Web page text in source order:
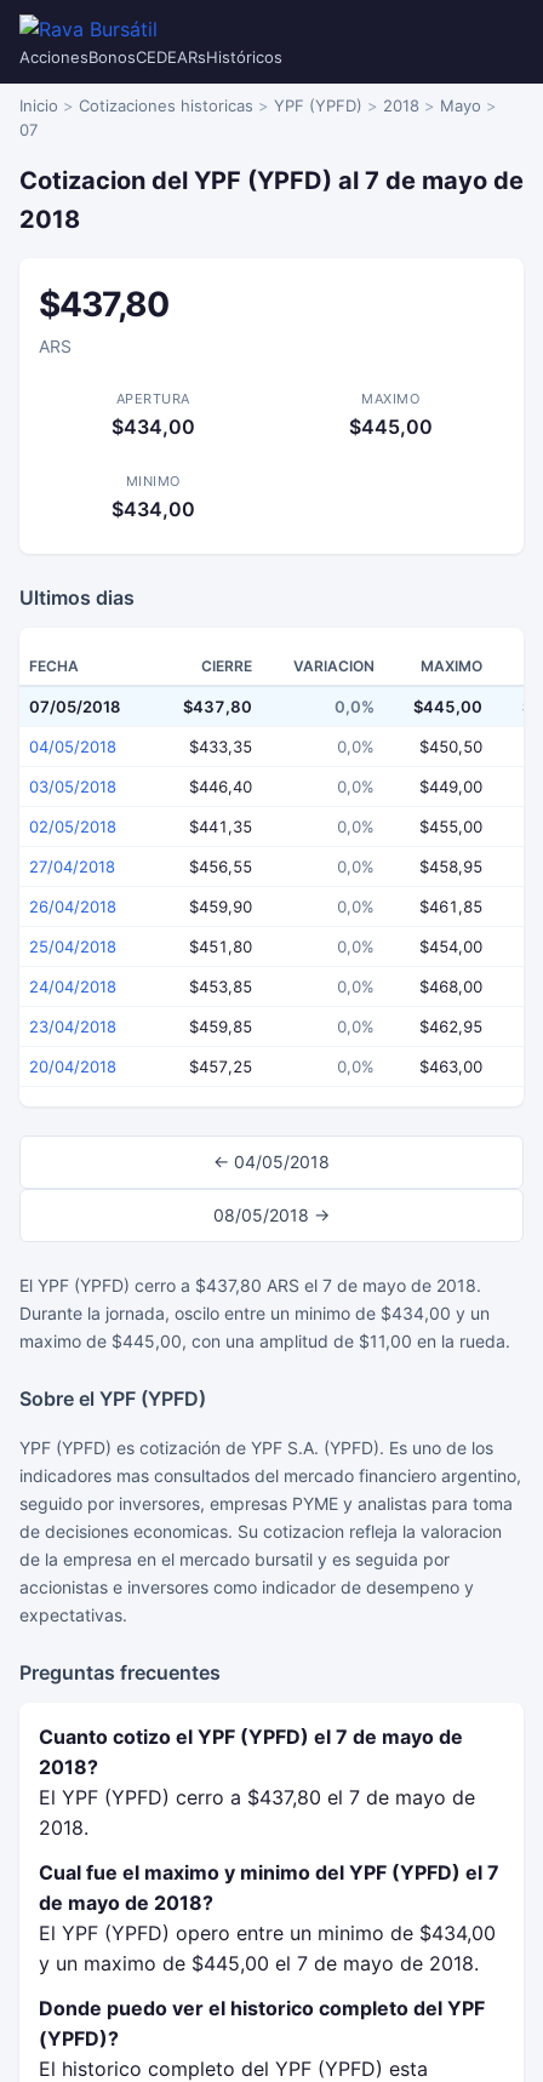
AccionesBonosCEDEARsHistóricos
Inicio Cotizaciones historicas YPF (YPFD) 2018
Mayo
07
Cotizacion del YPF (YPFD) al 7 de mayo de
2018
$437,80
ARS
APERTURA
$434,00
MAXIMO
$445,00
MINIMO
$434,00
Ultimos dias
FECHA CIERRE VARIACION MAXIMO
07/05/2018 $437,80 0,0% $445,00
04/05/2018 $433,35 0,0% $450,50
03/05/2018 $446,40 0,0% $449,00
02/05/2018 $441,35 0,0% $455,00
27/04/2018 $456,55 0,0% $458,95
26/04/2018 $459,90 0,0% $461,85
25/04/2018 $451,80 0,0% $454,00
24/04/2018 $453,85 0,0% $468,00
23/04/2018 $459,85 0,0% $462,95
20/04/2018 $457,25 0,0% $463,00
← 04/05/2018
08/05/2018 →
El YPF (YPFD) cerro a $437,80 ARS el 7 de mayo de 2018.
Durante la jornada, oscilo entre un minimo de $434,00 y un
maximo de $445,00, con una amplitud de $11,00 en la rueda.
Sobre el YPF (YPFD)
YPF (YPFD) es cotización de YPF S.A. (YPFD). Es uno de los
indicadores mas consultados del mercado financiero argentino,
seguido por inversores, empresas PYME y analistas para toma
de decisiones economicas. Su cotizacion refleja la valoracion
de la empresa en el mercado bursatil y es seguida por
accionistas e inversores como indicador de desempeno y
expectativas.
Preguntas frecuentes
Cuanto cotizo el YPF (YPFD) el 7 de mayo de
2018?
El YPF (YPFD) cerro a $437,80 el 7 de mayo de
2018.
Cual fue el maximo y minimo del YPF (YPFD) el 7
de mayo de 2018?
El YPF (YPFD) opero entre un minimo de $434,00
y un maximo de $445,00 el 7 de mayo de 2018.
Donde puedo ver el historico completo del YPF
(YPFD)?
El historico completo del YPF (YPFD) esta